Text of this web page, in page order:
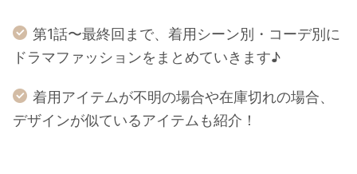
第1話〜最終回まで、着用シーン別・コーデ別に
ドラマファッションをまとめていきます♪
着用アイテムが不明の場合や在庫切れの場合、
デザインが似ているアイテムも紹介！